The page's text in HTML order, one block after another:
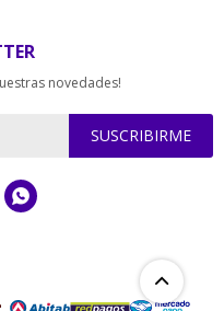
novedades!
SUSCRIBIRME
